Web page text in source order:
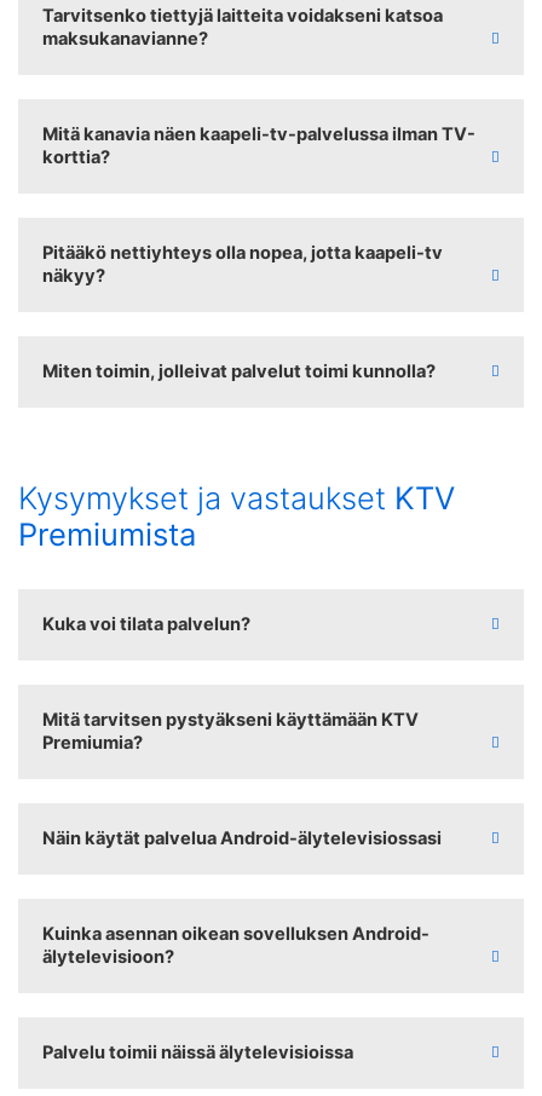
Tarvitsenko tiettyjä laitteita voidakseni katsoa
maksukanavianne?
Mitä kanavia näen kaapeli-tv-palvelussa ilman TV-
korttia?
Pitääkö nettiyhteys olla nopea, jotta kaapeli-tv
näkyy?
Miten toimin, jolleivat palvelut toimi kunnolla?
Kysymykset ja vastaukset KTV
Premiumista
Kuka voi tilata palvelun?
Mitä tarvitsen pystyäkseni käyttämään KTV
Premiumia?
Näin käytät palvelua Android-älytelevisiossasi
Kuinka asennan oikean sovelluksen Android-
älytelevisioon?
Palvelu toimii näissä älytelevisioissa